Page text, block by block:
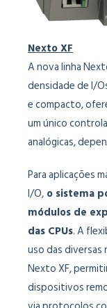
Nexto XF
A nova linha
densidade de I/
e compacto,
um único
analógicas,
Para aplicações
I/O, o sistema
módulos de
das CPUs. A
uso das diversas
Nexto XF,
dispositivos